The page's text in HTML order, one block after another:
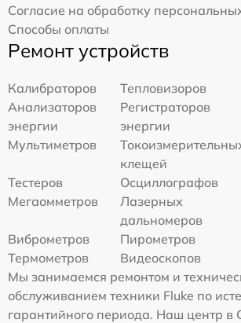
Согласие на обработку
Способы оплаты
Ремонт устройств
Калибраторов
Тепловизоров
Анализаторов
энергии
Регистраторов
энергии
Мультиметров
клещей
Тестеров
Осциллографов
Мегаомметров
Лазерных
дальномеров
Виброметров
Пирометров
Термометров
Видеоскопов
Мы занимаемся ремонтом и
обслуживанием техники Fluke по
гарантийного периода. Наш центр в